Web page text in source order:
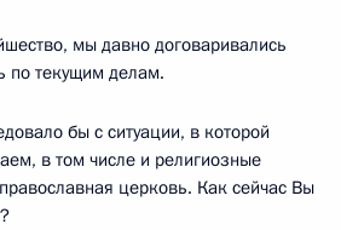
мы давно договаривались
по текущим делам.
бы с ситуации, в которой
в том числе и религиозные
церковь. Как сейчас Вы